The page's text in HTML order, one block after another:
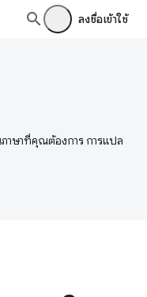
ลงชื่อเข้าใช้
าษาที่คุณต้องการ การแปล